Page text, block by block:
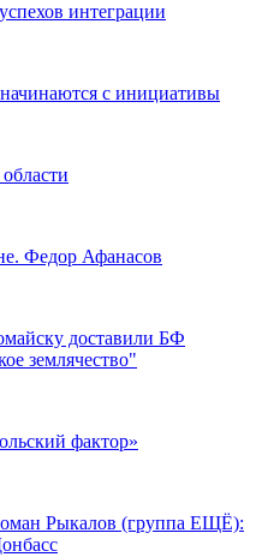
интеграции
с инициативы
Федор Афанасов
доставили БФ
землячество"
фактор»
Рыкалов (группа ЕЩЁ):